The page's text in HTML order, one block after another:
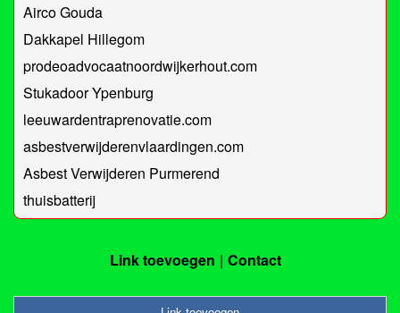
Airco Gouda
Dakkapel Hillegom
prodeoadvocaatnoordwijkerhout.com
Stukadoor Ypenburg
leeuwardentraprenovatie.com
asbestverwijderenvlaardingen.com
Asbest Verwijderen Purmerend
thuisbatterij
Link toevoegen Contact